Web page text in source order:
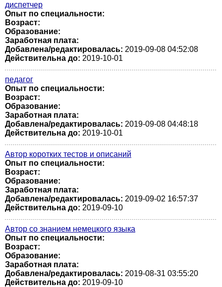
диспетчер
Опыт по специальности:
Возраст:
Образование:
Заработная плата:
Добавлена/редактировалась: 2019-09-08 04:52:08
Действительна до: 2019-10-01
педагог
Опыт по специальности:
Возраст:
Образование:
Заработная плата:
Добавлена/редактировалась: 2019-09-08 04:48:18
Действительна до: 2019-10-01
Автор коротких тестов и описаний
Опыт по специальности:
Возраст:
Образование:
Заработная плата:
Добавлена/редактировалась: 2019-09-02 16:57:37
Действительна до: 2019-09-10
Автор со знанием немецкого языка
Опыт по специальности:
Возраст:
Образование:
Заработная плата:
Добавлена/редактировалась: 2019-08-31 03:55:20
Действительна до: 2019-09-10